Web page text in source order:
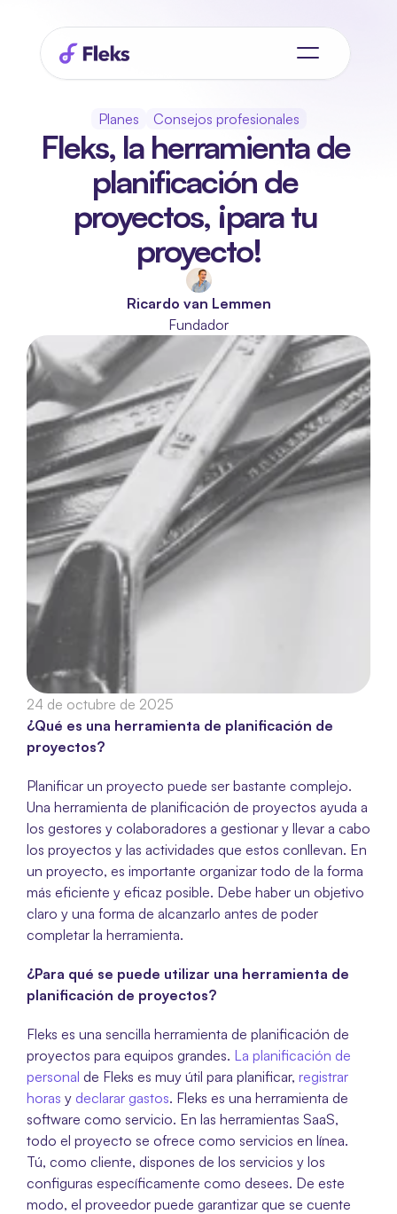
Planes Consejos profesionales
Fleks, la herramienta de
planificación de
proyectos, ¡para tu
proyecto!
Ricardo van Lemmen
Fundador
24 de octubre de 2025
¿Qué es una herramienta de planificación de
proyectos?
Planificar un proyecto puede ser bastante complejo.
Una herramienta de planificación de proyectos ayuda a
los gestores y colaboradores a gestionar y llevar a cabo
los proyectos y las actividades que estos conllevan. En
un proyecto, es importante organizar todo de la forma
más eficiente y eficaz posible. Debe haber un objetivo
claro y una forma de alcanzarlo antes de poder
completar la herramienta.
¿Para qué se puede utilizar una herramienta de
planificación de proyectos?
Fleks es una sencilla herramienta de planificación de
proyectos para equipos grandes. La planificación de
personal de Fleks es muy útil para planificar, registrar
horas y declarar gastos. Fleks es una herramienta de
software como servicio. En las herramientas SaaS,
todo el proyecto se ofrece como servicios en línea.
Tú, como cliente, dispones de los servicios y los
configuras específicamente como desees. De este
modo, el proveedor puede garantizar que se cuente